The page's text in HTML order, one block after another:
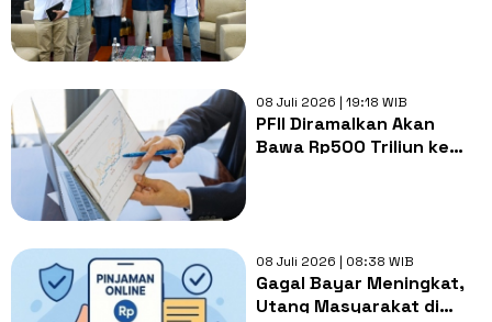
08 Juli 2026 | 19:18 WIB
PFII Diramalkan Akan
Bawa Rp500 Triliun ke
08 Juli 2026 | 08:38 WIB
Gagal Bayar Meningkat,
Utang Masyarakat di